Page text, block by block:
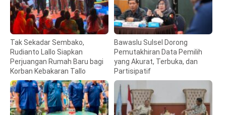
Tak Sekadar Sembako,
Rudianto Lallo Siapkan
Perjuangan Rumah Baru bagi
Korban Kebakaran Tallo
Bawaslu Sulsel Dorong
Pemutakhiran Data Pemilih
yang Akurat, Terbuka, dan
Partisipatif